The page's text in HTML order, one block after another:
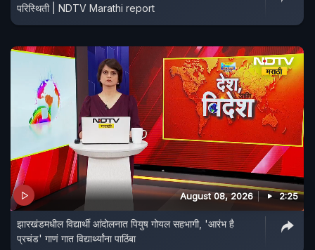
परिस्थिती | NDTV Marathi report
August 08, 2026 2:25
झारखंडमधील विद्यार्थी आंदोलनात पियुष गोयल सहभागी, 'आरंभ है
प्रचंड' गाणं गात विद्यार्थ्यांना पाठिंबा